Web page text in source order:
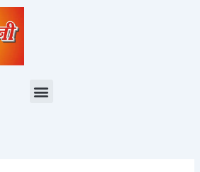
Menu